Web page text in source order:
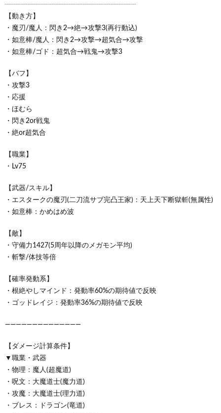
┈┈┈┈┈┈┈┈┈┈┈┈┈┈┈┈┈┈┈
【動き方】
・魔刃/魔人：閃き2→絶→攻撃3(再行動込)
・如意棒/魔人：閃き2→攻撃→超気合→攻撃
・如意棒/ゴド：超気合→戦鬼→攻撃3
【バフ】
・攻撃3
・応援
・ほむら
・閃き2or戦鬼
・絶or超気合
【職業】
・Lv75
【武器/スキル】
・エスタークの魔刃(二刀流サブ完凸王家)：天上天下断獄斬(無属性)
・如意棒：かめはめ波
【敵】
・守備力1427(5周年以降のメガモン平均)
・斬撃/体技等倍
【確率発動系】
・根絶やしマインド：発動率60%の期待値で反映
・ゴッドレイジ：発動率36%の期待値で反映
——————————————
【ダメージ計算条件】
▼職業・武器
・物理：魔人(超魔道)
・呪文：大魔道士(魔力道)
・攻魔：大魔道士(理力道)
・ブレス：ドラゴン(竜道)